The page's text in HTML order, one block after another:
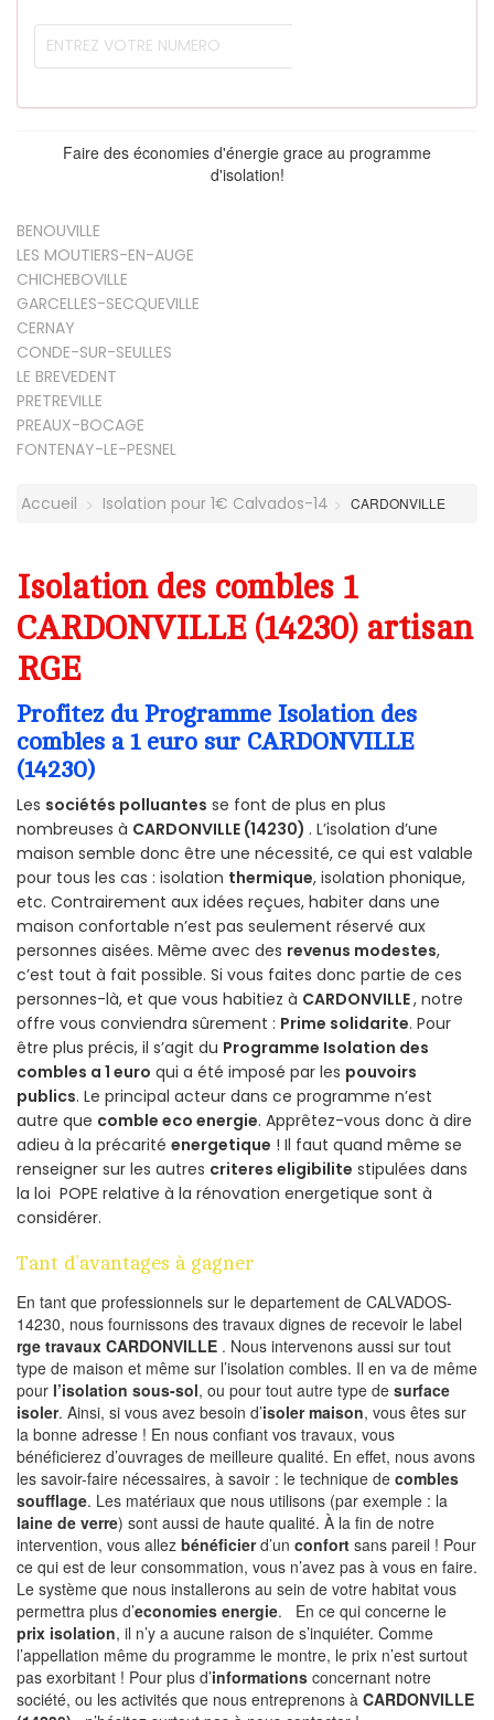
Faire des économies d'énergie grace au programme
d'isolation!
BENOUVILLE
LES MOUTIERS-EN-AUGE
CHICHEBOVILLE
GARCELLES-SECQUEVILLE
CERNAY
CONDE-SUR-SEULLES
LE BREVEDENT
PRETREVILLE
PREAUX-BOCAGE
FONTENAY-LE-PESNEL
Accueil Isolation pour 1€ Calvados-14 CARDONVILLE
Isolation des combles 1
CARDONVILLE (14230) artisan
RGE
Profitez du Programme Isolation des
combles a 1 euro sur CARDONVILLE
(14230)
Les sociétés polluantes se font de plus en plus
nombreuses à CARDONVILLE (14230) . L’isolation d’une
maison semble donc être une nécessité, ce qui est valable
pour tous les cas : isolation thermique, isolation phonique,
etc. Contrairement aux idées reçues, habiter dans une
maison confortable n’est pas seulement réservé aux
personnes aisées. Même avec des revenus modestes,
c’est tout à fait possible. Si vous faites donc partie de ces
personnes-là, et que vous habitiez à CARDONVILLE, notre
offre vous conviendra sûrement : Prime solidarite. Pour
être plus précis, il s’agit du Programme Isolation des
combles a 1 euro qui a été imposé par les pouvoirs
publics. Le principal acteur dans ce programme n’est
autre que comble eco energie. Apprêtez-vous donc à dire
adieu à la précarité energetique ! Il faut quand même se
renseigner sur les autres criteres eligibilite stipulées dans
la loi POPE relative à la rénovation energetique sont à
considérer.
Tant d’avantages à gagner
En tant que professionnels sur le departement de CALVADOS-
14230, nous fournissons des travaux dignes de recevoir le label
rge travaux CARDONVILLE . Nous intervenons aussi sur tout
type de maison et même sur l’isolation combles. Il en va de même
pour l’isolation sous-sol, ou pour tout autre type de surface
isoler. Ainsi, si vous avez besoin d’isoler maison, vous êtes sur
la bonne adresse ! En nous confiant vos travaux, vous
bénéficierez d’ouvrages de meilleure qualité. En effet, nous avons
les savoir-faire nécessaires, à savoir : le technique de combles
soufflage. Les matériaux que nous utilisons (par exemple : la
laine de verre) sont aussi de haute qualité. À la fin de notre
intervention, vous allez bénéficierd’un confort sans pareil ! Pour
ce qui est de leur consommation, vous n’avez pas à vous en faire.
Le système que nous installerons au sein de votre habitat vous
permettra plus d’economies energie. En ce qui concerne le
prix isolation, il n’y a aucune raison de s’inquiéter. Comme
l’appellation même du programme le montre, le prix n’est surtout
pas exorbitant ! Pour plus d’informations concernant notre
société, ou les activités que nous entreprenons à CARDONVILLE